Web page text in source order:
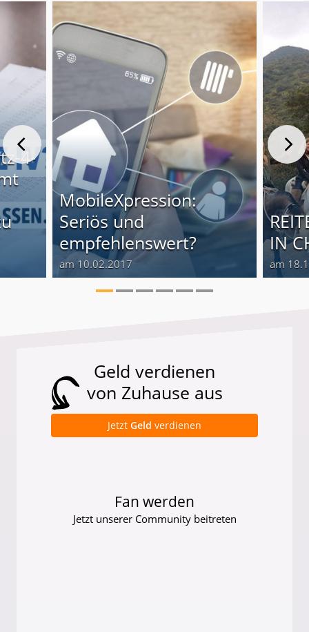
4-
MobileXpression:
Seriös und
empfehlenswert?
am 10.02.2017
IN
am
Geld verdienen
von Zuhause aus
Jetzt Geld verdienen
Fan werden
Jetzt unserer Community beitreten